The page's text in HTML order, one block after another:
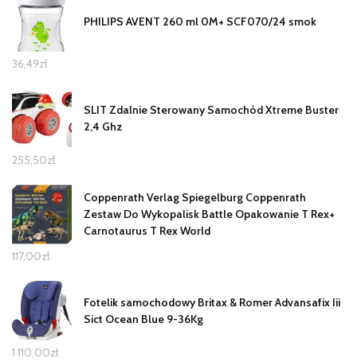
PHILIPS AVENT 260 ml 0M+ SCF070/24 smok
36,49zł
SLIT Zdalnie Sterowany Samochód Xtreme Buster
2,4 Ghz
255,50zł
Coppenrath Verlag Spiegelburg Coppenrath
Zestaw Do Wykopalisk Battle Opakowanie T Rex+
Carnotaurus T Rex World
117,00zł
Fotelik samochodowy Britax & Romer Advansafix Iii
Sict Ocean Blue 9-36Kg
1 110,00zł